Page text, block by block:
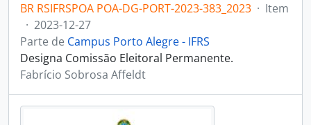
BR RSIFRSPOA POA-DG-PORT-2023-383_2023 · Item
· 2023-12-27
Parte de Campus Porto Alegre - IFRS
Designa Comissão Eleitoral Permanente.
Fabrício Sobrosa Affeldt